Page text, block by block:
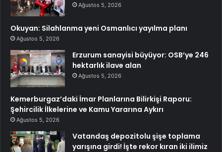
Ağustos 5, 2026
Okuyan: Silahlanma yeni Osmanlıcı yayılma planı
Ağustos 5, 2026
Erzurum sanayisi büyüyor: OSB’ye 246
hektarlık ilave alan
Ağustos 5, 2026
Kemerburgaz’daki İmar Planlarına Bilirkişi Raporu:
Şehircilik İlkelerine ve Kamu Yararına Aykırı
Ağustos 5, 2026
Vatandaş depozitolu şişe toplama
yarışına girdi! İşte rekor kıran iki ilimiz